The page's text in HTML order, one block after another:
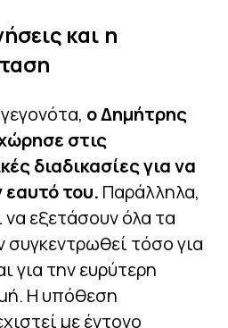
και η
ο Δημήτρης
στις
διαδικασίες για να
εαυτό του. Παράλληλα,
να εξετάσουν όλα τα
συγκεντρωθεί τόσο για
για την ευρύτερη
Η υπόθεση
με έντονο